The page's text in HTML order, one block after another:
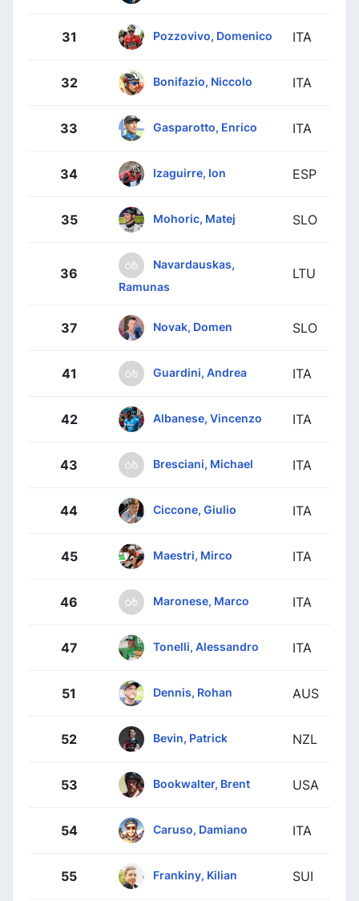
31 Pozzovivo, Domenico ITA
32 Bonifazio, Niccolo ITA
33 Gasparotto, Enrico ITA
34 Izaguirre, Ion ESP
35 Mohoric, Matej SLO
36
Navardauskas,
Ramunas
LTU
37 Novak, Domen SLO
41 Guardini, Andrea ITA
42 Albanese, Vincenzo ITA
43 Bresciani, Michael ITA
44 Ciccone, Giulio ITA
45 Maestri, Mirco ITA
46 Maronese, Marco ITA
47 Tonelli, Alessandro ITA
51 Dennis, Rohan AUS
52 Bevin, Patrick NZL
53 Bookwalter, Brent USA
54 Caruso, Damiano ITA
55 Frankiny, Kilian SUI